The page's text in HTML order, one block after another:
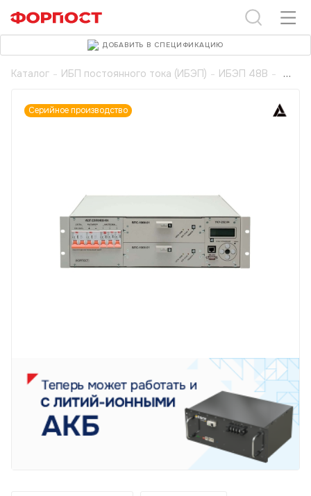
Каталог - ИБП постоянного тока (ИБЭП) - ИБЭП 48В -
Серийное производство
ДОБАВИТЬ В СПЕЦИФИКАЦИЮ